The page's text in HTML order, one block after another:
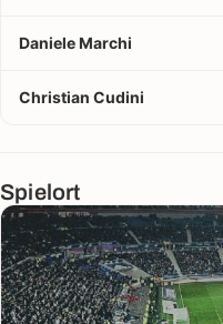
Daniele Marchi
Christian Cudini
Spielort